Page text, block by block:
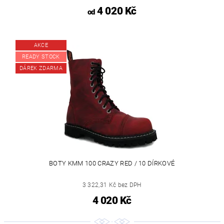
od4 020 Kč
AKCE
READY STOCK
DÁREK ZDARMA
BOTY KMM 100 CRAZY RED / 10 DÍRKOVÉ
3 322,31 Kč bez DPH
4 020 Kč